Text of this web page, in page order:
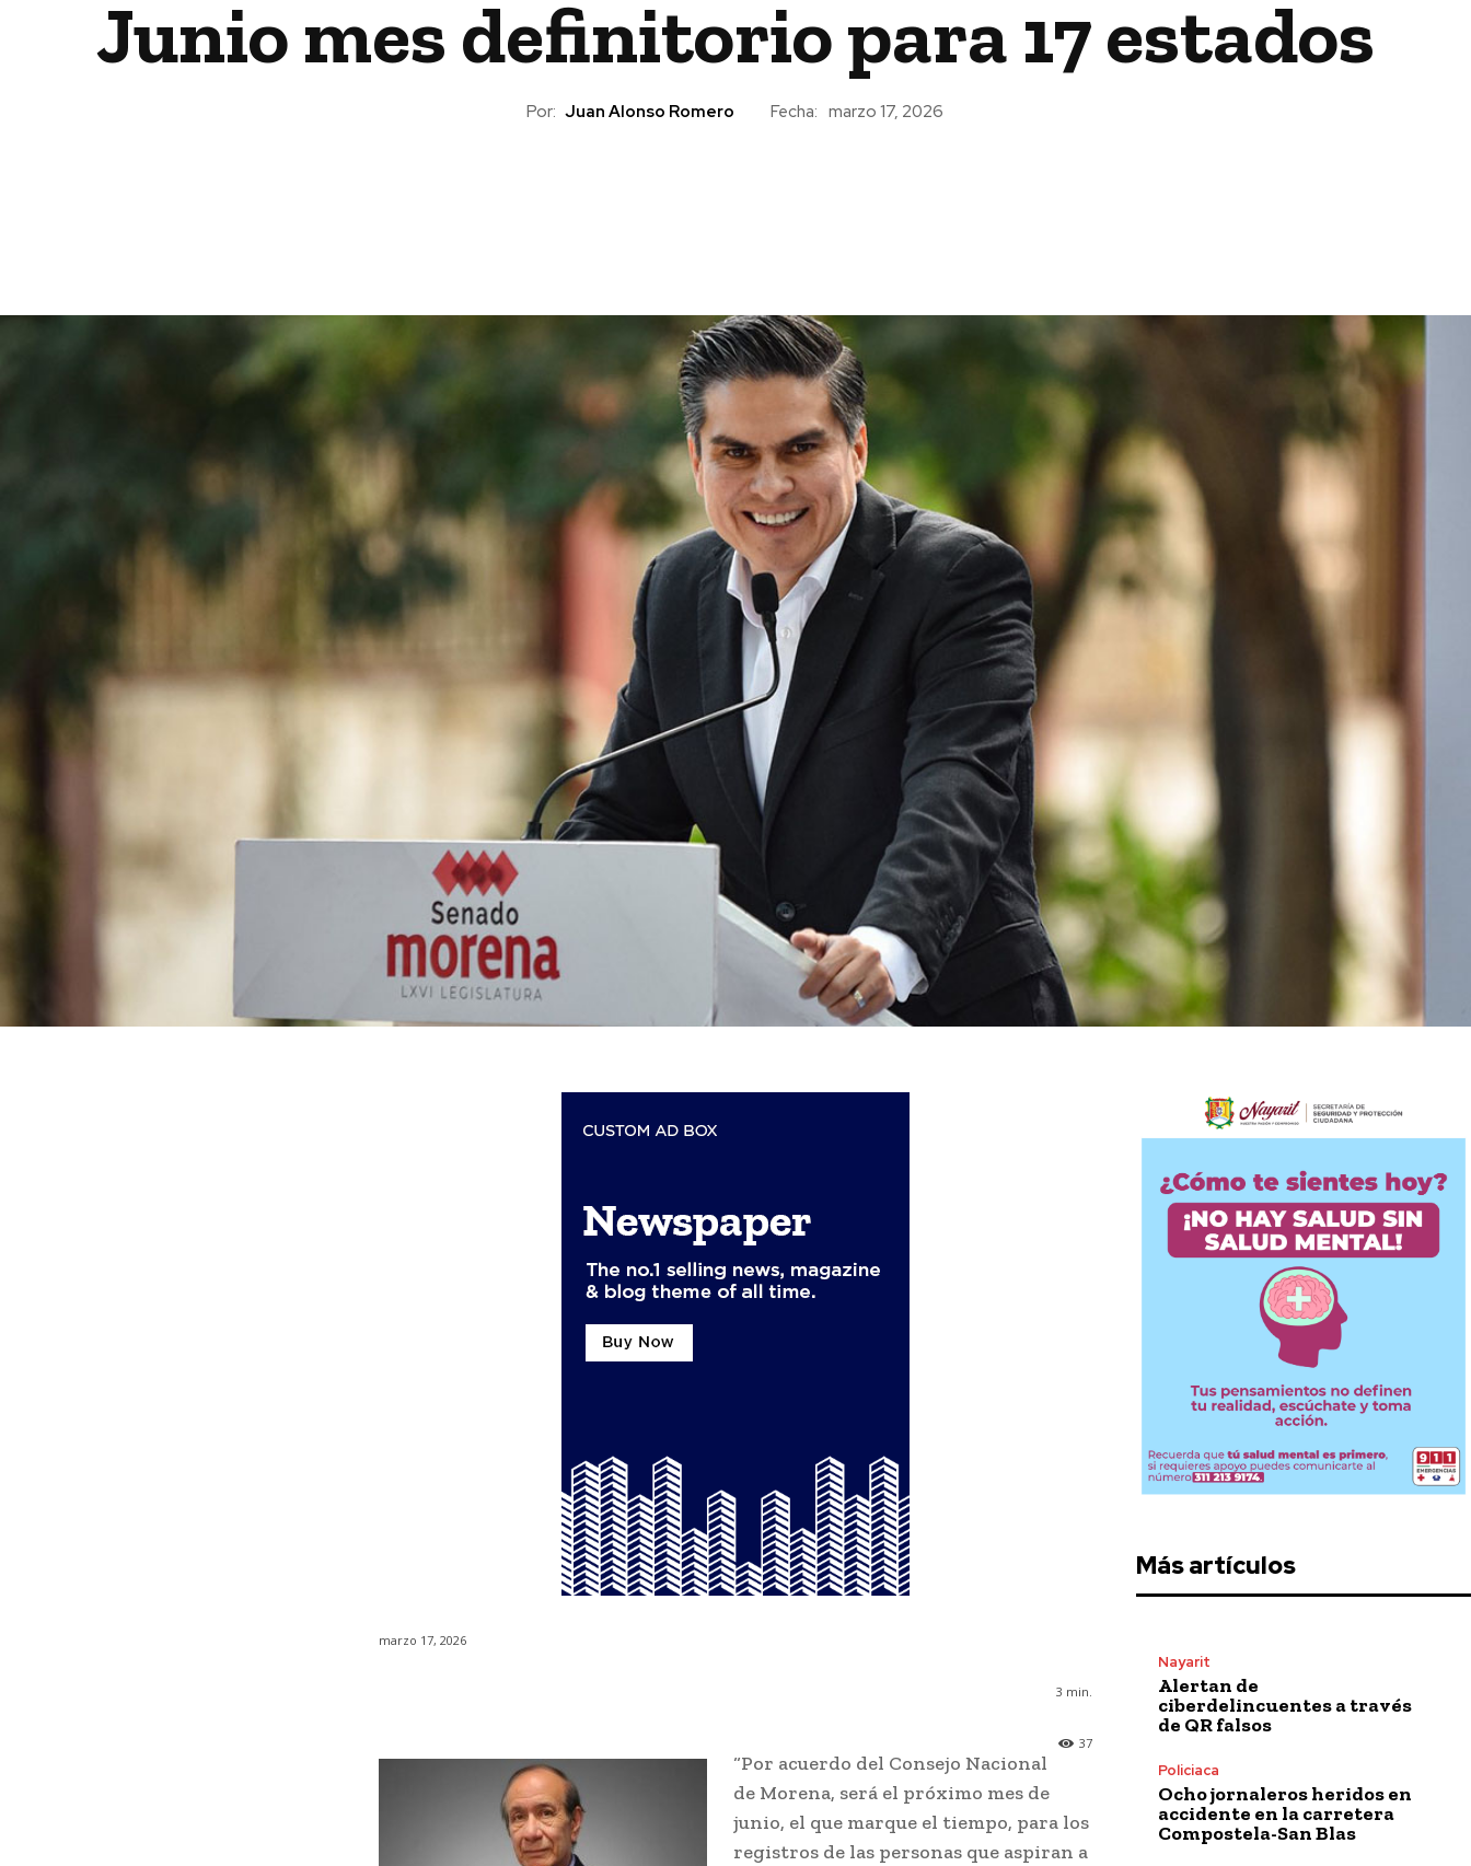
Junio mes definitorio para 17 estados
Por: Juan Alonso Romero Fecha: marzo 17, 2026
marzo 17, 2026
3 min.
37
“Por acuerdo del Consejo Nacional
de Morena, será el próximo mes de
junio, el que marque el tiempo, para los
registros de las personas que aspiran a
Más artículos
Nayarit
Alertan de
ciberdelincuentes a través
de QR falsos
Policiaca
Ocho jornaleros heridos en
accidente en la carretera
Compostela-San Blas